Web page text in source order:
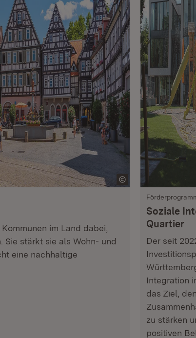
im Land dabei,
Sie stärkt sie als Wohn- und
eine nachhaltige
Soziale
Quartier
Der seit
Integration
das Ziel,
zu stärken
positiven